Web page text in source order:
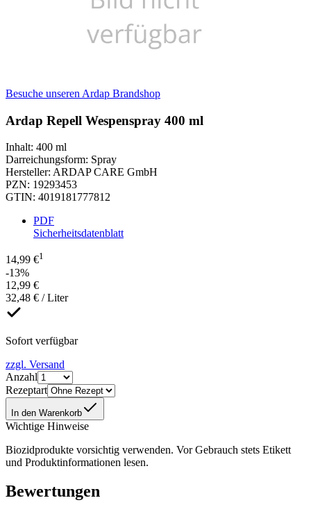
Besuche unseren Ardap Brandshop
Ardap Repell Wespenspray 400 ml
Inhalt: 400 ml
Darreichungsform: Spray
Hersteller: ARDAP CARE GmbH
PZN: 19293453
GTIN: 4019181777812
PDF
Sicherheitsdatenblatt
14,99 €1
-13%
12,99 €
32,48 € / Liter
Sofort verfügbar
zzgl. Versand
Anzahl
Rezeptart
In den Warenkorb
Wichtige Hinweise
Biozidprodukte vorsichtig verwenden. Vor Gebrauch stets Etikett
und Produktinformationen lesen.
Bewertungen